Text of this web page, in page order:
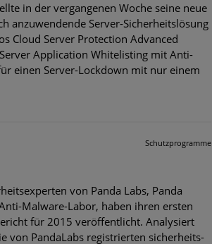
in der vergangenen Woche seine neue
anzuwendende Server-Sicherheitslösung
Cloud Server Protection Advanced
Application Whitelisting mit Anti-
einen Server-Lockdown mit nur einem
Schutzprogramme
von Panda Labs, Panda
Malware-Labor, haben ihren ersten
für 2015 veröffentlicht. Analysiert
von PandaLabs registrierten sicherheits-